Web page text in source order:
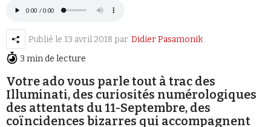
Publié le 13 avril 2018 par Didier Pasamonik
3 min de lecture
Votre ado vous parle tout à trac des
Illuminati, des curiosités numérologiques
des attentats du 11-Septembre, des
coïncidences bizarres qui accompagnent